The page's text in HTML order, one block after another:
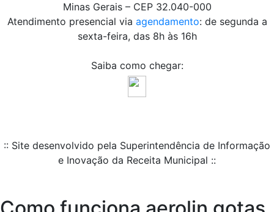
Minas Gerais – CEP 32.040-000
Atendimento presencial via agendamento: de segunda a
sexta-feira, das 8h às 16h
Saiba como chegar:
:: Site desenvolvido pela Superintendência de Informação
e Inovação da Receita Municipal ::